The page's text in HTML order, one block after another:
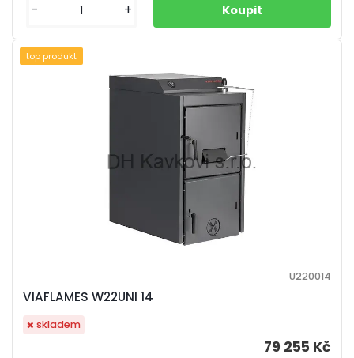
- +
VIAFLAMES W22UNI 14
U220014
79 255 Kč
skladem
top produkt